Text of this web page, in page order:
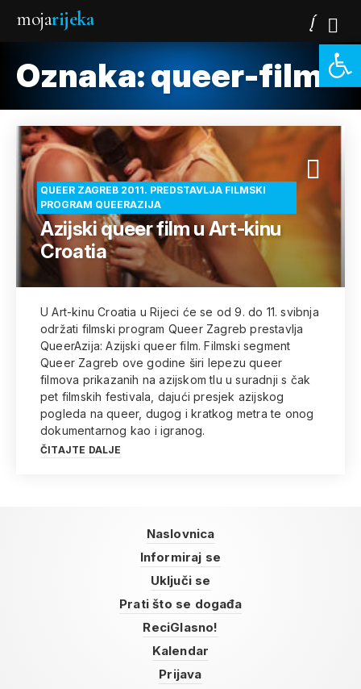
mojarijeka
Oznaka:queer-film
QUEER ZAGREB 2011. PREDSTAVLJA FILMSKI
PROGRAM QUEERAZIJA
Azijski queer film u Art-kinu
Croatia
U Art-kinu Croatia u Rijeci će se od 9. do 11. svibnja
održati filmski program Queer Zagreb prestavlja
QueerAzija: Azijski queer film. Filmski segment
Queer Zagreb ove godine širi lepezu queer
filmova prikazanih na azijskom tlu u suradnji s čak
pet filmskih festivala, dajući presjek azijskog
pogleda na queer, dugog i kratkog metra te onog
dokumentarnog kao i igranog.
ČITAJTE DALJE
Naslovnica
Informiraj se
Uključi se
Prati što se događa
ReciGlasno!
Kalendar
Prijava